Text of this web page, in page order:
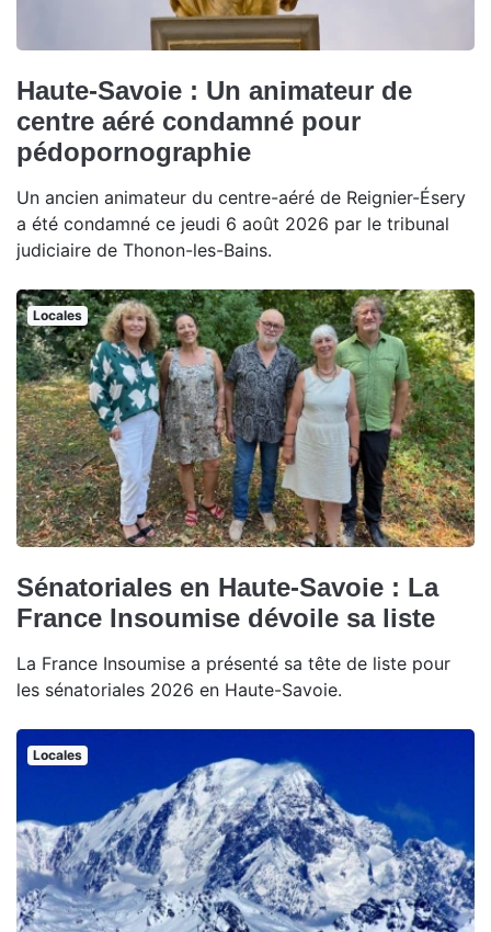
Haute-Savoie : Un animateur de
centre aéré condamné pour
pédopornographie
Un ancien animateur du centre-aéré de Reignier-Ésery
a été condamné ce jeudi 6 août 2026 par le tribunal
judiciaire de Thonon-les-Bains.
Locales
Sénatoriales en Haute-Savoie : La
France Insoumise dévoile sa liste
La France Insoumise a présenté sa tête de liste pour
les sénatoriales 2026 en Haute-Savoie.
Locales